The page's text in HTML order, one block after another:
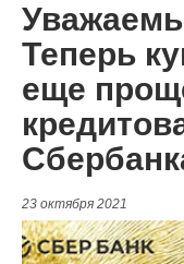
Теперь
еще
23 октября 2021